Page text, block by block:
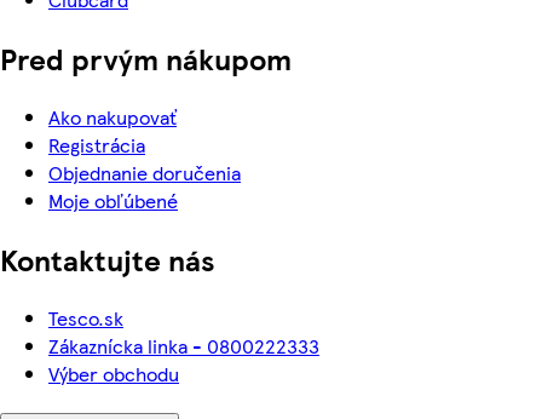
Pred prvým nákupom
Ako nakupovať
Registrácia
Objednanie doručenia
Moje obľúbené
Kontaktujte nás
Tesco.sk
Zákaznícka linka - 0800222333
Výber obchodu